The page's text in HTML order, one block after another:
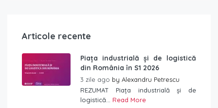
Articole recente
Piața industrială și de logistică
din România în S1 2026
3 zile ago by Alexandru Petrescu
REZUMAT Piața industrială și de
logistică... Read More